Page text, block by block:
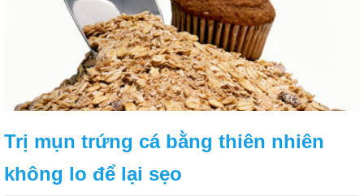
Trị mụn trứng cá bằng thiên nhiên
không lo để lại sẹo